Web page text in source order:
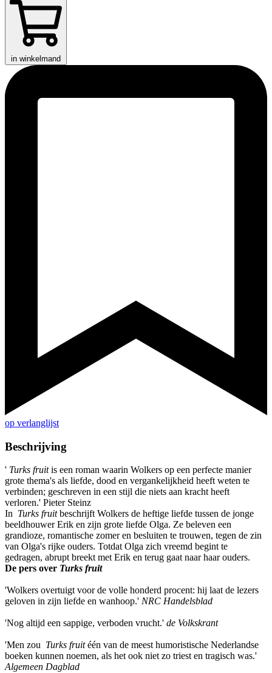
in winkelmand
op verlanglijst
Beschrijving
' Turks fruitis een roman waarin Wolkers op een perfecte manier
grote thema's als liefde, dood en vergankelijkheid heeft weten te
verbinden; geschreven in een stijl die niets aan kracht heeft
verloren.' Pieter Steinz
In Turks fruitbeschrijft Wolkers de heftige liefde tussen de jonge
beeldhouwer Erik en zijn grote liefde Olga. Ze beleven een
grandioze, romantische zomer en besluiten te trouwen, tegen de zin
van Olga's rijke ouders. Totdat Olga zich vreemd begint te
gedragen, abrupt breekt met Erik en terug gaat naar haar ouders.
De pers over Turks fruit
'Wolkers overtuigt voor de volle honderd procent: hij laat de lezers
geloven in zijn liefde en wanhoop.' NRC Handelsblad
'Nog altijd een sappige, verboden vrucht.' de Volkskrant
'Men zou Turks fruitéén van de meest humoristische Nederlandse
boeken kunnen noemen, als het ook niet zo triest en tragisch was.'
Algemeen Dagblad